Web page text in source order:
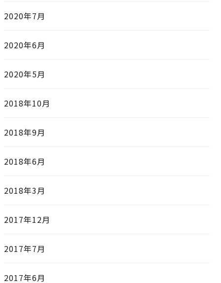
2020年7月
2020年6月
2020年5月
2018年10月
2018年9月
2018年6月
2018年3月
2017年12月
2017年7月
2017年6月